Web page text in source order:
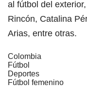
al fútbol del
Rincón, Catalina
Arias, entre otras.
Colombia
Fútbol
Deportes
Fútbol femenino